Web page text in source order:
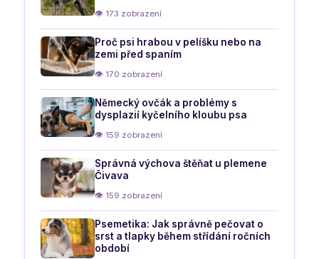
👁 173 zobrazení
Proč psi hrabou v pelíšku nebo na
zemi před spaním
👁 170 zobrazení
Německý ovčák a problémy s
dysplazií kyčelního kloubu psa
👁 159 zobrazení
Správná výchova štěňat u plemene
Čivava
👁 159 zobrazení
Psemetika: Jak správně pečovat o
srst a tlapky během střídání ročních
období